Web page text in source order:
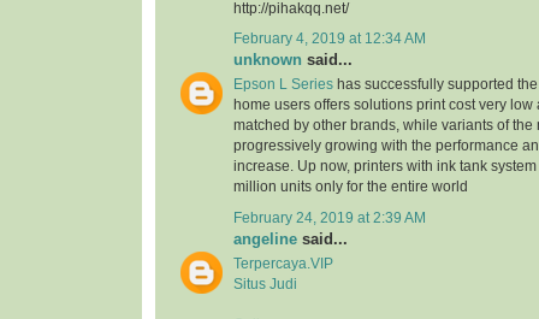
http://pihakqq.net/
February 4, 2019 at 12:34 AM
unknown said...
Epson L Series has successfully supported
home users offers solutions print cost very low
matched by other brands, while variants of the
progressively growing with the performance
increase. Up now, printers with ink tank
million units only for the entire world
February 24, 2019 at 2:39 AM
angeline said...
Terpercaya.VIP
Situs Judi